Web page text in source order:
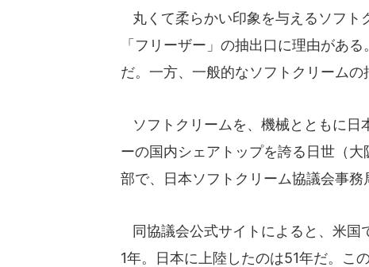
丸くて柔らかい印象を与えるソフト
「フリーザー」の抽出口に理由があ
だ。一方、一般的なソフトクリームの
ソフトクリームを、機械とともに日
ーの国内シェアトップを誇る日世（
部で、日本ソフトクリーム協議会事務
同協議会公式サイトによると、米国
1年。日本に上陸したのは51年だ。こ